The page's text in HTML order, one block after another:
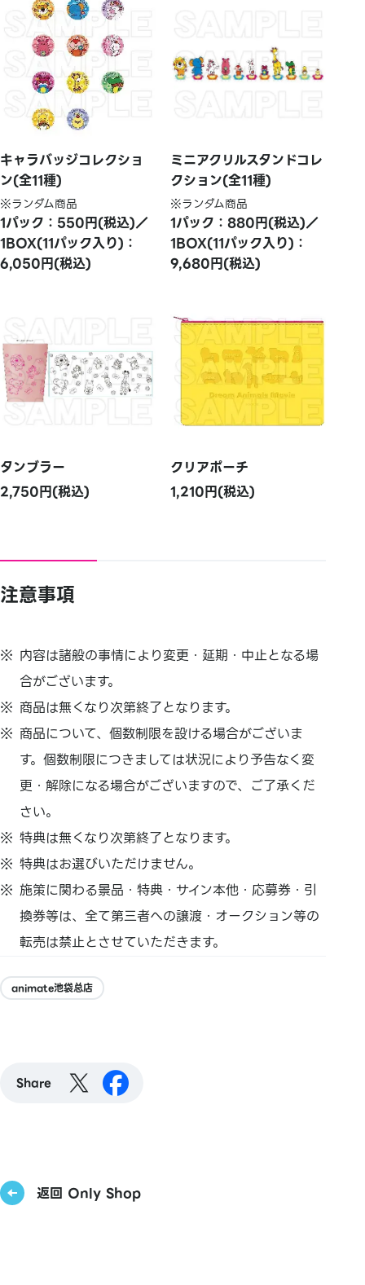
キャラバッジコレクショ
ン(全11種)
※ランダム商品
1パック：550円(税込)／
1BOX(11パック入り)：
6,050円(税込)
ミニアクリルスタンドコレ
クション(全11種)
※ランダム商品
1パック：880円(税込)／
1BOX(11パック入り)：
9,680円(税込)
タンブラー
2,750円(税込)
クリアポーチ
1,210円(税込)
注意事項
内容は諸般の事情により変更・延期・中止となる場
合がございます。
商品は無くなり次第終了となります。
商品について、個数制限を設ける場合がございま
す。個数制限につきましては状況により予告なく変
更・解除になる場合がございますので、ご了承くだ
さい。
特典は無くなり次第終了となります。
特典はお選びいただけません。
施策に関わる景品・特典・サイン本他・応募券・引
換券等は、全て第三者への譲渡・オークション等の
転売は禁止とさせていただきます。
animate池袋总店
Share
返回 Only Shop